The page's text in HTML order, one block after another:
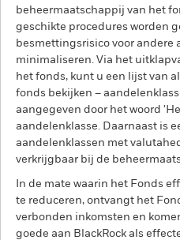
beheermaatschappij van het
geschikte procedures worden
besmettingsrisico voor andere
minimaliseren. Via het
het fonds, kunt u een lijst van
fonds bekijken –
aangegeven door het woord
aandelenklasse. Daarnaast is
aandelenklassen met
verkrijgbaar bij de
In de mate waarin het Fonds
te reduceren, ontvangt het
verbonden inkomsten en
goede aan BlackRock als